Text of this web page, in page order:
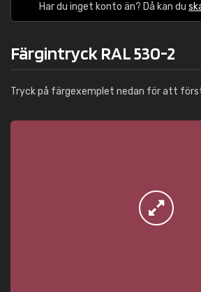
Har du inget konto än? Då kan du
Färgintryck RAL 530-2
Tryck på färgexemplet nedan för att